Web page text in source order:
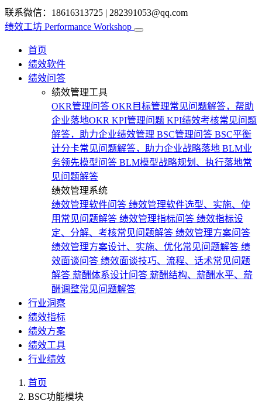
联系微信：18616313725 | 282391053@qq.com
绩效工坊 Performance Workshop
首页
绩效软件
绩效问答
绩效管理工具
OKR管理问答 OKR目标管理常见问题解答，帮助
企业落地OKR KPI管理问题 KPI绩效考核常见问题
解答，助力企业绩效管理 BSC管理问答 BSC平衡
计分卡常见问题解答，助力企业战略落地 BLM业
务领先模型问答 BLM模型战略规划、执行落地常
见问题解答
绩效管理系统
绩效管理软件问答 绩效管理软件选型、实施、使
用常见问题解答 绩效管理指标问答 绩效指标设
定、分解、考核常见问题解答 绩效管理方案问答
绩效管理方案设计、实施、优化常见问题解答 绩
效面谈问答 绩效面谈技巧、流程、话术常见问题
解答 薪酬体系设计问答 薪酬结构、薪酬水平、薪
酬调整常见问题解答
行业洞察
绩效指标
绩效方案
绩效工具
行业绩效
首页
BSC功能模块